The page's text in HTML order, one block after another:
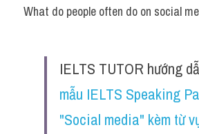
What do people often do on social
IELTS TUTOR hướng
mẫu IELTS Speaking
"Social media" kèm từ